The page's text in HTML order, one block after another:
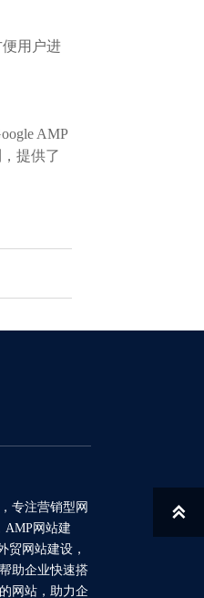
用户进
AMP
提供了
专注营销型网
AMP网站建
贸网站建设，
助企业快速搭
网站，助力企
